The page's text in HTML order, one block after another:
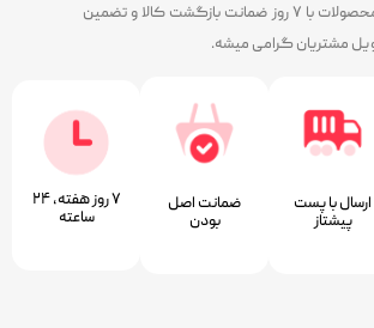
هست. همه محصولات با ۷ روز ضمانت بازگشت کالا و تضمین
مشتریان گرامی میشه.
ارسال با پست
پیشتاز
ﺿﻤﺎﻧﺖ اﺻﻞ
ﺑﻮدن
۷ روز ﻫﻔﺘﻪ، ۲۴
ﺳﺎﻋﺘﻪ